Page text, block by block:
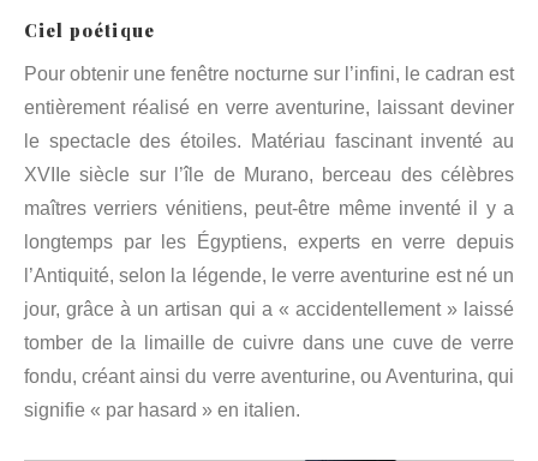
Ciel poétique
Pour obtenir une fenêtre nocturne sur l’infini, le cadran est
entièrement réalisé en verre aventurine, laissant deviner
le spectacle des étoiles. Matériau fascinant inventé au
XVIIe siècle sur l’île de Murano, berceau des célèbres
maîtres verriers vénitiens, peut-être même inventé il y a
longtemps par les Égyptiens, experts en verre depuis
l’Antiquité, selon la légende, le verre aventurine est né un
jour, grâce à un artisan qui a « accidentellement » laissé
tomber de la limaille de cuivre dans une cuve de verre
fondu, créant ainsi du verre aventurine, ou Aventurina, qui
signifie « par hasard » en italien.